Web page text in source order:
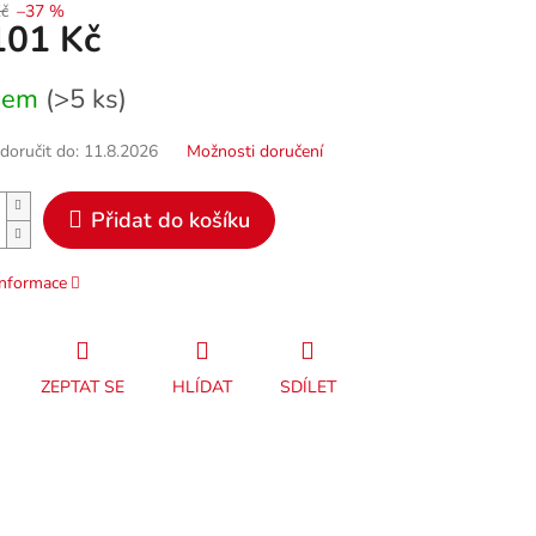
–37 %
Kč
(>5 ks)
do: 11.8.2026 Možnosti doručení
Přidat do košíku
ZEPTAT SE HLÍDAT SDÍLET